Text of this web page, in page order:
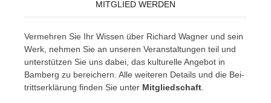
MITGLIED WERDEN
Ver­meh­ren Sie Ihr Wis­sen über Ri­chard Wag­ner und sein
Werk, neh­men Sie an un­se­ren Ver­an­stal­tun­gen teil und
un­ter­stüt­zen Sie uns da­bei, das kul­tu­rel­le An­ge­bot in
Bam­berg zu be­rei­chern. Alle wei­te­ren De­tails und die Bei­
tritts­er­klä­rung fin­den Sie un­ter Mit­glied­schaft